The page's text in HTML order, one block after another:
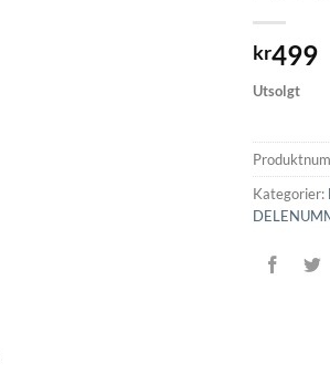
kr499
Utsolgt
Kategorier: